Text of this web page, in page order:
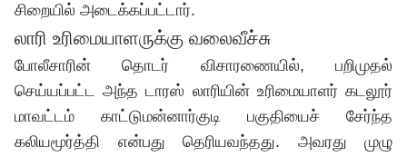
சிறையில் அடைக்கப்பட்டார்.
லாரி உரிமையாளருக்கு வலைவீச்சு
போலீசாரின் தொடர் விசாரணையில், பறிமுதல்
செய்யப்பட்ட அந்த டாரஸ் லாரியின் உரிமையாளர் கடலூர்
மாவட்டம் காட்டுமன்னார்குடி பகுதியைச் சேர்ந்த
கலியமூர்த்தி என்பது தெரியவந்தது. அவரது முழு